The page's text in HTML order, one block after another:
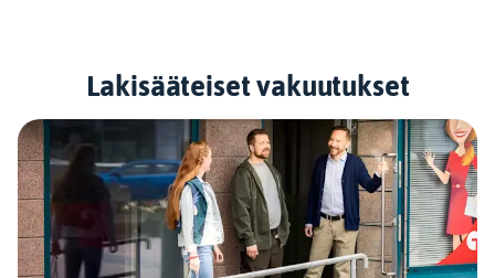
Lakisääteiset vakuutukset